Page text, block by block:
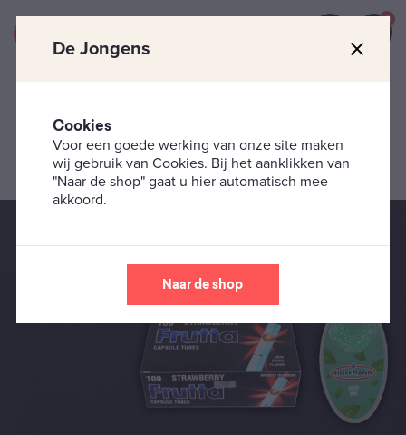
0
Categorieën
De Jongens
Cookies
Voor een goede werking van onze site maken
wij gebruik van Cookies. Bij het aanklikken van
"Naar de shop" gaat u hier automatisch mee
akkoord.
Naar de shop